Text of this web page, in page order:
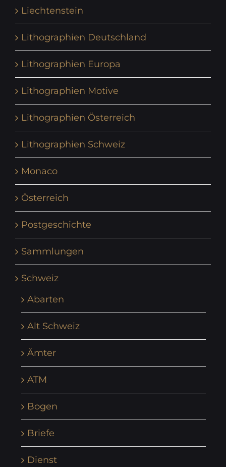
Liechtenstein
Lithographien Deutschland
Lithographien Europa
Lithographien Motive
Lithographien Österreich
Lithographien Schweiz
Monaco
Österreich
Postgeschichte
Sammlungen
Schweiz
Abarten
Alt Schweiz
Ämter
ATM
Bogen
Briefe
Dienst